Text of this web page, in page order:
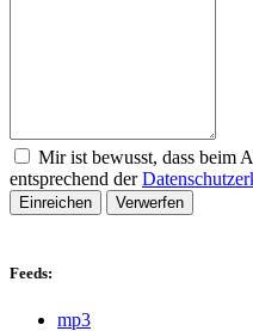
Mir ist bewusst, dass beim
entsprechend der
Einreichen Verwerfen
Feeds:
mp3